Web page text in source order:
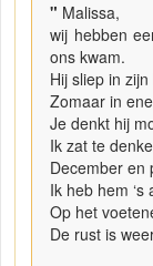
" Malissa,
wij hebben
ons kwam.
Hij sliep in
Zomaar in
Je denkt hij
Ik zat te
December en
Ik heb hem
Op het
De rust is